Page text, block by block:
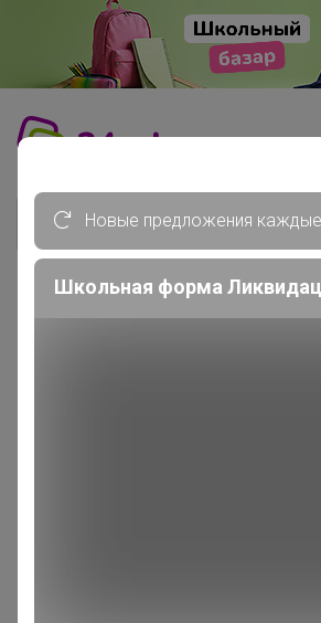
Новые предложения
Школьная форма